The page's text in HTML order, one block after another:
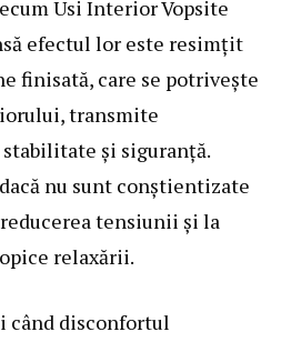
Usi Interior Vopsite
efectul lor este resimțit
finisată, care se potrivește
transmite
și siguranță.
nu sunt conștientizate
tensiunii și la
relaxării.
când disconfortul